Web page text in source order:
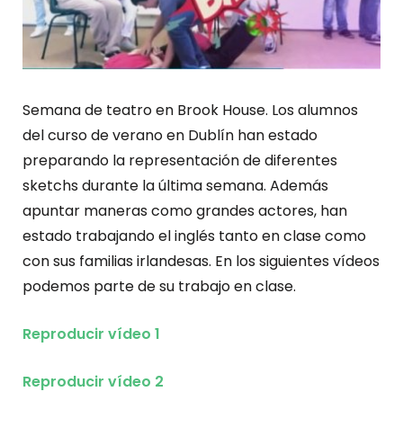
Semana de teatro en Brook House. Los alumnos
del curso de verano en Dublín han estado
preparando la representación de diferentes
sketchs durante la última semana. Además
apuntar maneras como grandes actores, han
estado trabajando el inglés tanto en clase como
con sus familias irlandesas. En los siguientes vídeos
podemos parte de su trabajo en clase.
Reproducir vídeo 1
Reproducir vídeo 2